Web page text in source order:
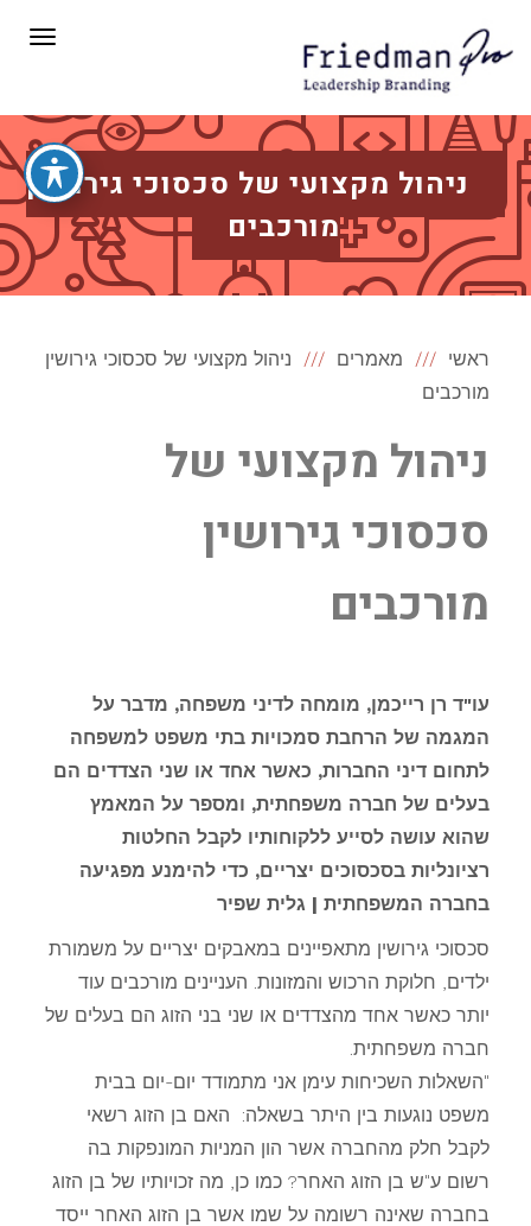
ניהול מקצועי של סכסוכי גירושין
מורכבים
ראשי מאמרים
ניהול מקצועי של סכסוכי גירושין
מורכבים
ניהול מקצועי של
סכסוכי גירושין
מורכבים
עו"ד רן רייכמן, מומחה לדיני משפחה, מדבר על
המגמה של הרחבת סמכויות בתי משפט למשפחה
לתחום דיני החברות, כאשר אחד או שני הצדדים הם
בעלים של חברה משפחתית, ומספר על המאמץ
שהוא עושה לסייע ללקוחותיו לקבל החלטות
רציונליות בסכסוכים יצריים, כדי להימנע מפגיעה
בחברה המשפחתית | גלית שפיר
סכסוכי גירושין מתאפיינים במאבקים יצריים על משמורת
ילדים, חלוקת הרכוש והמזונות. העניינים מורכבים עוד
יותר כאשר אחד מהצדדים או שני בני הזוג הם בעלים של
חברה משפחתית.
"השאלות השכיחות עימן אני מתמודד יום-יום בבית
משפט נוגעות בין היתר בשאלה: האם בן הזוג רשאי
לקבל חלק מהחברה אשר הון המניות המונפקות בה
רשום ע"ש בן הזוג האחר? כמו כן, מה זכויותיו של בן הזוג
בחברה שאינה רשומה על שמו אשר בן הזוג האחר ייסד